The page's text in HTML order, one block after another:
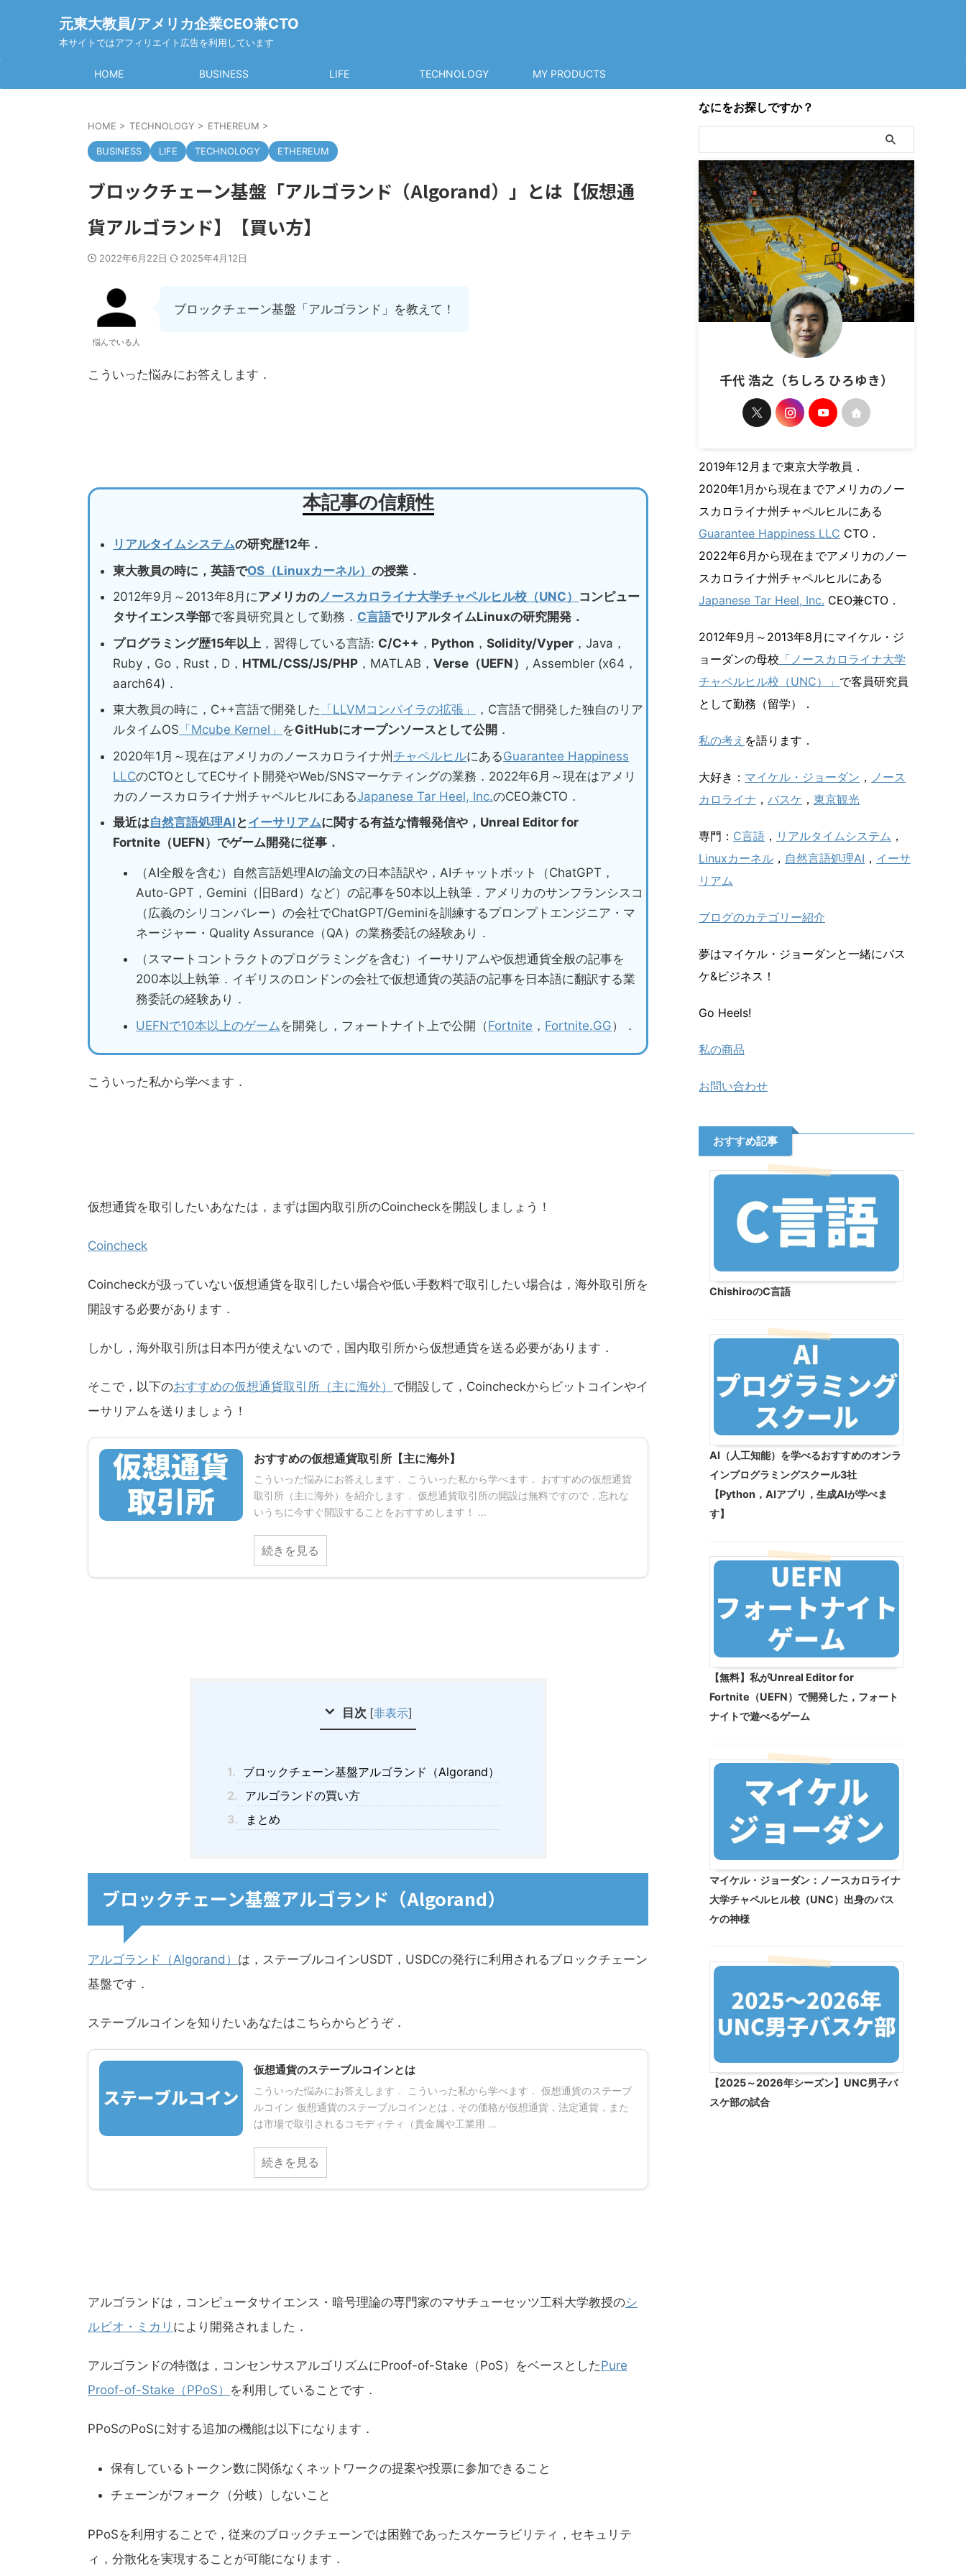
元東大教員/アメリカ企業CEO兼CTO
本サイトではアフィリエイト広告を利用しています
HOME BUSINESS LIFE TECHNOLOGY MY PRODUCTS
HOME > TECHNOLOGY > ETHEREUM >
BUSINESS LIFE TECHNOLOGY ETHEREUM
ブロックチェーン基盤「アルゴランド（Algorand）」とは【仮想通
貨アルゴランド】【買い方】
2022年6月22日 2025年4月12日
悩んでいる人
ブロックチェーン基盤「アルゴランド」を教えて！
こういった悩みにお答えします．
本記事の信頼性
リアルタイムシステムの研究歴12年．
東大教員の時に，英語でOS（Linuxカーネル） の授業．
2012年9月～2013年8月にアメリカのノースカロライナ大学チャペルヒル校（UNC） コンピュー
タサイエンス学部で客員研究員として勤務． C言語でリアルタイムLinuxの研究開発．
プログラミング歴15年以上 ，習得している言語: C/C++ ， Python ， Solidity/Vyper ，Java，
Ruby，Go，Rust，D， HTML/CSS/JS/PHP ，MATLAB， Verse（UEFN） , Assembler (x64，
aarch64)．
東大教員の時に，C++言語で開発した 「LLVMコンパイラの拡張」
，C言語で開発した独自のリア
ルタイムOS 「Mcube Kernel」 をGitHubにオープンソースとして公開 ．
2020年1月～現在はアメリカのノースカロライナ州 チャペルヒルにあるGuarantee Happiness
LLCのCTOとしてECサイト開発やWeb/SNSマーケティングの業務．2022年6月～現在はアメリ
カのノースカロライナ州チャペルヒルにあるJapanese Tar Heel, Inc.のCEO兼CTO．
最近は自然言語処理AI と イーサリアムに関する有益な情報発信や，Unreal Editor for
Fortnite（UEFN）でゲーム開発に従事．
（AI全般を含む）自然言語処理AIの論文の日本語訳や，AIチャットボット（ChatGPT，
Auto-GPT，Gemini（旧Bard）など）の記事を50本以上執筆．アメリカのサンフランシスコ
（広義のシリコンバレー）の会社でChatGPT/Geminiを訓練するプロンプトエンジニア・マ
ネージャー・Quality Assurance（QA）の業務委託の経験あり．
（スマートコントラクトのプログラミングを含む）イーサリアムや仮想通貨全般の記事を
200本以上執筆．イギリスのロンドンの会社で仮想通貨の英語の記事を日本語に翻訳する業
務委託の経験あり．
UEFNで10本以上のゲーム を開発し，フォートナイト上で公開（Fortnite ， Fortnite.GG）．
こういった私から学べます．
仮想通貨を取引したいあなたは，まずは国内取引所のCoincheckを開設しましょう！
Coincheck
Coincheckが扱っていない仮想通貨を取引したい場合や低い手数料で取引したい場合は，海外取引所を
開設する必要があります．
しかし，海外取引所は日本円が使えないので，国内取引所から仮想通貨を送る必要があります．
そこで，以下のおすすめの仮想通貨取引所（主に海外） で開設して，Coincheckからビットコインやイ
ーサリアムを送りましょう！
おすすめの仮想通貨取引所【主に海外】
こういった悩みにお答えします． こういった私から学べます． おすすめの仮想通貨
取引所（主に海外）を紹介します． 仮想通貨取引所の開設は無料ですので，忘れな
いうちに今すぐ開設することをおすすめします！ ...
続きを見る
目次 [非表示]
1. ブロックチェーン基盤アルゴランド（Algorand）
2. アルゴランドの買い方
3.
まとめ
ブロックチェーン基盤アルゴランド（Algorand）
アルゴランド（Algorand） は，ステーブルコインUSDT，USDCの発行に利用されるブロックチェーン
基盤です．
ステーブルコインを知りたいあなたはこちらからどうぞ．
仮想通貨のステーブルコインとは
こういった悩みにお答えします． こういった私から学べます． 仮想通貨のステーブ
ルコイン 仮想通貨のステーブルコインとは，その価格が仮想通貨，法定通貨，また
は市場で取引されるコモディティ（貴金属や工業用 ...
続きを見る
アルゴランドは，コンピュータサイエンス・暗号理論の専門家のマサチューセッツ工科大学教授のシ
ルビオ・ミカリ により開発されました．
アルゴランドの特徴は，コンセンサスアルゴリズムにProof-of-Stake（PoS）をベースとしたPure
Proof-of-Stake（PPoS） を利用していることです．
PPoSのPoSに対する追加の機能は以下になります．
保有しているトークン数に関係なくネットワークの提案や投票に参加できること
チェーンがフォーク（分岐）しないこと
PPoSを利用することで，従来のブロックチェーンでは困難であったスケーラビリティ，セキュリテ
ィ，分散化を実現することが可能になります．
なにをお探しですか？
千代 浩之（ちしろ ひろゆき）
2019年12月まで東京大学教員．
2020年1月から現在までアメリカのノー
スカロライナ州チャペルヒルにある
Guarantee Happiness LLC CTO．
2022年6月から現在までアメリカのノー
スカロライナ州チャペルヒルにある
Japanese Tar Heel, Inc. CEO兼CTO．
2012年9月～2013年8月にマイケル・ジ
ョーダンの母校 「ノースカロライナ大学
チャペルヒル校（UNC）」 で客員研究員
として勤務（留学）．
私の考え を語ります．
大好き： マイケル・ジョーダン ， ノース
カロライナ ， バスケ ， 東京観光
専門： C言語 ， リアルタイムシステム ，
Linuxカーネル ， 自然言語処理AI ， イーサ
リアム
ブログのカテゴリー紹介
夢はマイケル・ジョーダンと一緒にバス
ケ&ビジネス！
Go Heels!
私の商品
お問い合わせ
おすすめ記事
ChishiroのC言語
AI（人工知能）を学べるおすすめのオンラ
インプログラミングスクール3社
【Python，AIアプリ，生成AIが学べま
す】
【無料】私がUnreal Editor for
Fortnite（UEFN）で開発した，フォート
ナイトで遊べるゲーム
マイケル・ジョーダン：ノースカロライナ
大学チャペルヒル校（UNC）出身のバス
ケの神様
【2025～2026年シーズン】UNC男子バ
スケ部の試合